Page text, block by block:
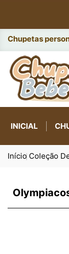
Chupetas
INICIAL
Início Coleção